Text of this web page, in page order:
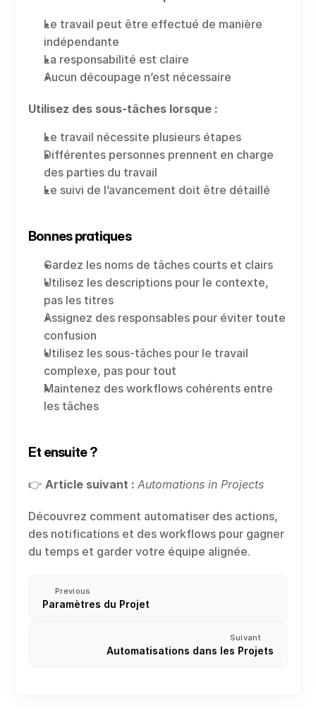
Le travail peut être effectué de manière
indépendante
La responsabilité est claire
Aucun découpage n’est nécessaire
Utilisez des sous-tâches lorsque :
Le travail nécessite plusieurs étapes
Différentes personnes prennent en charge
des parties du travail
Le suivi de l’avancement doit être détaillé
Bonnes pratiques
Gardez les noms de tâches courts et clairs
Utilisez les descriptions pour le contexte,
pas les titres
Assignez des responsables pour éviter toute
confusion
Utilisez les sous-tâches pour le travail
complexe, pas pour tout
Maintenez des workflows cohérents entre
les tâches
Et ensuite ?
👉 Article suivant : Automations in Projects
Découvrez comment automatiser des actions,
des notifications et des workflows pour gagner
du temps et garder votre équipe alignée.
Previous
Paramètres du Projet
Suivant
Automatisations dans les Projets